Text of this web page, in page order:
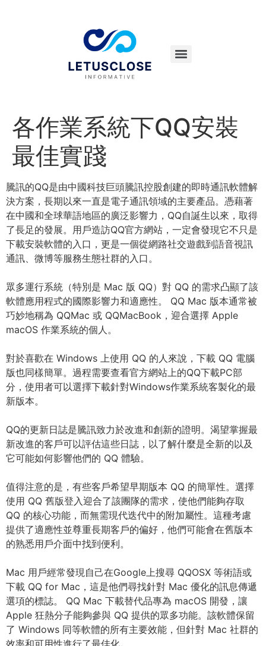
各作業系統下QQ安裝
最佳實踐
騰訊的QQ是由中國科技巨頭騰訊控股創建的即時通訊軟體解
決方案，長期以來一直是電子通訊領域的主要產品。憑藉著
在中國和全球華語地區的廣泛影響力，QQ自誕生以來，取得
了長足的發展。用戶造訪QQ官方網站，一定會發現它不只是
下載安裝軟體的入口，更是一個從網路社交遊戲到語音視訊
通訊、微博等服務生態社群的入口。
眾多運行系統（特別是 Mac 版 QQ）對 QQ 的需求凸顯了該
軟體應用程式的國際影響力和適應性。 QQ Mac 版本通常被
巧妙地稱為 QQMac 或 QQMacBook，迎合選擇 Apple
macOS 作業系統的個人。
對於喜歡在 Windows 上使用 QQ 的人來說，下載 QQ 電腦
版也同樣簡單。過程需要查看官方網站上的QQ下載PC部
分，使用者可以選擇下載針對Windows作業系統客製化的最
新版本。
QQ的更新日誌是騰訊致力於改進和創新的證明。渴望掌握最
新改進的客戶可以評估這些日誌，以了解什麼是全新的以及
它可能如何影響他們的 QQ 體驗。
值得注意的是，有些客戶希望早期版本 QQ 的簡單性。選擇
使用 QQ 舊版登入迎合了該團隊的需求，使他們能夠存取
QQ 的核心功能，而無需現代迭代中的附加屬性。這種考慮
提供了適應性並尊重長期客戶的偏好，他們可能會在舊版本
的熟悉用戶介面中找到便利。
Mac 用戶經常發現自己在Google上搜尋 QQOSX 等術語或
下載 QQ for Mac，這是他們尋找針對 Mac 優化的訊息傳遞
選項的標誌。 QQ Mac 下載替代品專為 macOS 開發，讓
Apple 狂熱分子能夠參與 QQ 提供的眾多功能。該軟體保留
了 Windows 同等軟體的所有主要效能，但針對 Mac 社群的
效率和可用性進行了最佳化。